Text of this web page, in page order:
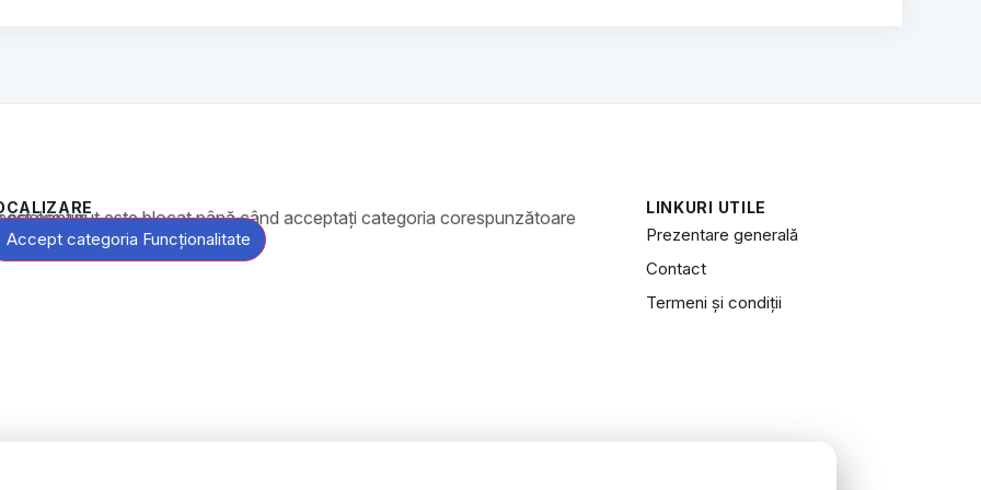
blocat până când acceptați categoria corespunzătoare de cookie-uri.
Accept categoria Funcționalitate
LINKURI UTILE
Prezentare generală
Contact
Termeni și condiții